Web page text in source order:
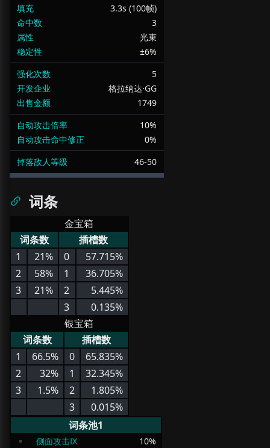
填充
3.3s (100帧)
命中数
3
属性
光束
稳定性
±6%
强化次数
5
开发企业
格拉纳达·GG
出售金额
1749
自动攻击倍率
10%
自动攻击命中修正
0%
掉落敌人等级
46-50
词条
金宝箱
词条数
插槽数
1
21% 0
57.715%
2
58% 1
36.705%
3
21% 2
5.445%
3
0.135%
银宝箱
词条数
插槽数
1
66.5% 0
65.835%
2
32% 1
32.345%
3
1.5% 2
1.805%
3
0.015%
词条池1
侧面攻击Ⅸ 10%